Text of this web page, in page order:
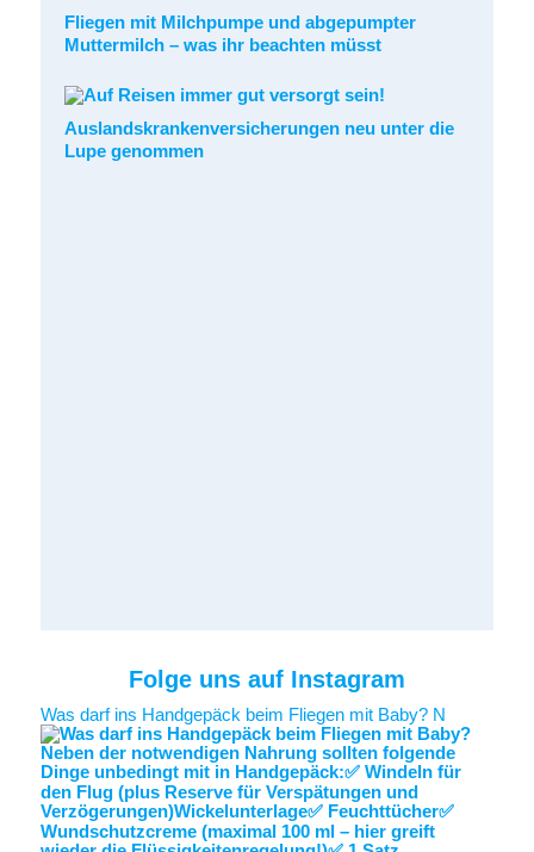
Fliegen mit Milchpumpe und abgepumpter
Muttermilch – was ihr beachten müsst
Auslandskrankenversicherungen neu unter die
Lupe genommen
Folge uns auf Instagram
Was darf ins Handgepäck beim Fliegen mit Baby? N